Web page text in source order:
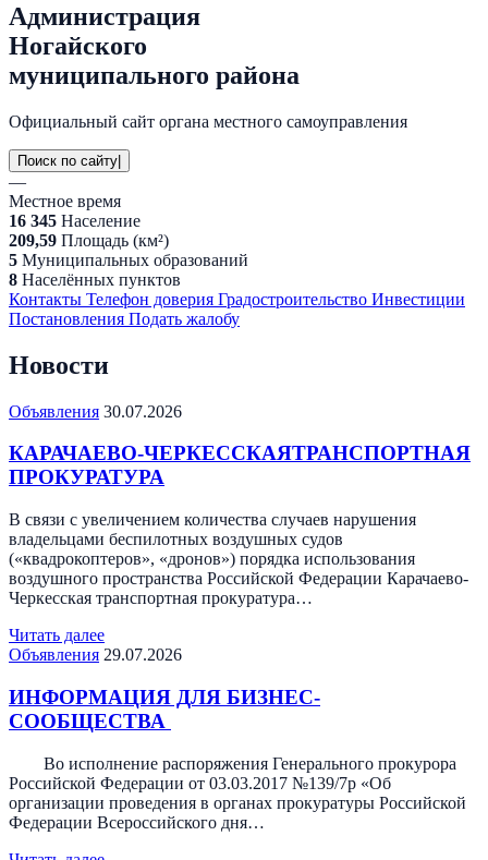
Администрация
Ногайского
муниципального района
Официальный сайт органа местного самоуправления
Поиск по сайту
—
Местное время
16 345 Население
209,59 Площадь (км²)
5 Муниципальных образований
8 Населённых пунктов
Контакты Телефон доверия Градостроительство Инвестиции
Постановления Подать жалобу
Новости
Объявления 30.07.2026
КАРАЧАЕВО-ЧЕРКЕССКАЯТРАНСПОРТНАЯ
ПРОКУРАТУРА
В связи с увеличением количества случаев нарушения
владельцами беспилотных воздушных судов
(«квадрокоптеров», «дронов») порядка использования
воздушного пространства Российской Федерации Карачаево-
Черкесская транспортная прокуратура…
Читать далее
Объявления 29.07.2026
ИНФОРМАЦИЯ ДЛЯ БИЗНЕС-
СООБЩЕСТВА
Во исполнение распоряжения Генерального прокурора
Российской Федерации от 03.03.2017 №139/7р «Об
организации проведения в органах прокуратуры Российской
Федерации Всероссийского дня…